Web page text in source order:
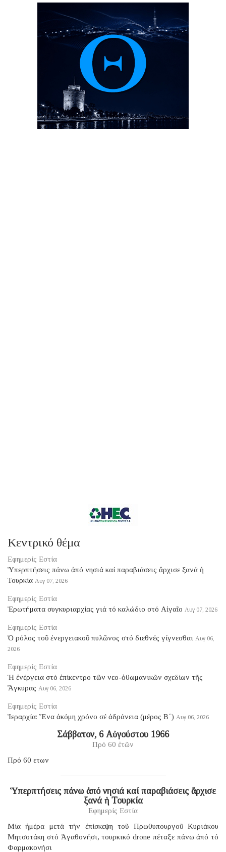
Κεντρικό θέμα
Εφημερίς Εστία
Ὑπερπτήσεις πάνω ἀπό νησιά καί παραβιάσεις ἄρχισε ξανά ἡ
Τουρκία Αυγ 07, 2026
Εφημερίς Εστία
Ἐρωτήματα συγκυριαρχίας γιά τό καλώδιο στό Αἰγαῖο Αυγ 07, 2026
Εφημερίς Εστία
Ὁ ρόλος τοῦ ἐνεργειακοῦ πυλῶνος στό διεθνές γίγνεσθαι Αυγ 06,
2026
Εφημερίς Εστία
Ἡ ἐνέργεια στό ἐπίκεντρο τῶν νεο-ὀθωμανικῶν σχεδίων τῆς
Ἄγκυρας Αυγ 06, 2026
Εφημερίς Εστία
Ἱεραρχία: Ἕνα ἀκόμη χρόνο σέ ἀδράνεια (μέρος B΄) Αυγ 06, 2026
Σάββατον, 6 Αὐγούστου 1966
Πρό 60 ἐτῶν
Πρό 60 ετων
Ὑπερπτήσεις πάνω ἀπό νησιά καί παραβιάσεις ἄρχισε
ξανά ἡ Τουρκία
Εφημερίς Εστία
Μία ἡμέρα μετά τήν ἐπίσκεψη τοῦ Πρωθυπουργοῦ Κυριάκου
Μητσοτάκη στό Ἀγαθονήσι, τουρκικό drone πέταξε πάνω ἀπό τό
Φαρμακονήσι